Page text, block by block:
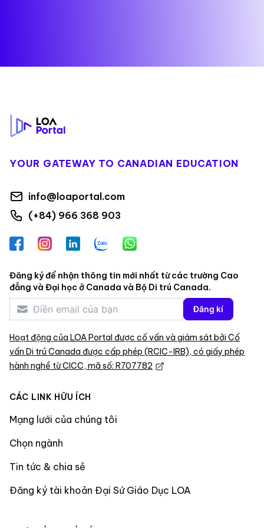
YOUR GATEWAY TO CANADIAN EDUCATION
info@loaportal.com
(+84) 966 368 903
FacebookInstagramLinkedInZalo WhatsApp
Đăng ký để nhận thông tin mới nhất từ các trường Cao
đẳng và Đại học ở Canada và Bộ Di trú Canada.
Đăng kí
Hoạt động của LOA Portal được cố vấn và giám sát bởi Cố
vấn Di trú Canada được cấp phép (RCIC-IRB), có giấy phép
hành nghề từ CICC, mã số: R707782
CÁC LINK HỮU ÍCH
Mạng lưới của chúng tôi
Chọn ngành
Tin tức & chia sẻ
Đăng ký tài khoản Đại Sứ Giáo Dục LOA